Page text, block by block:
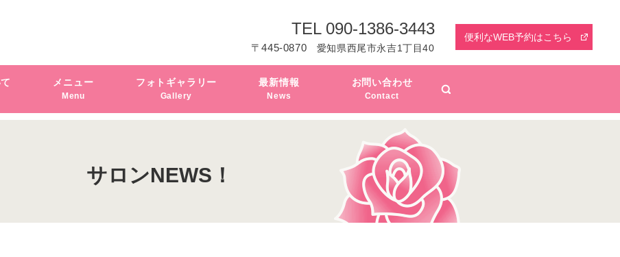
メニュー
Menu
フォトギャラリー
Gallery
最新情報
News
お問い合わせ
Contact
TEL 090-1386-3443
〒445-0870 愛知県西尾市永吉1丁目40
便利なWEB予約はこちら
サロンNEWS！